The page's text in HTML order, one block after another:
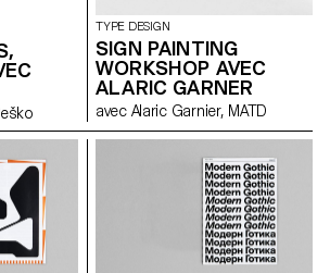
Peško
TYPE DESIGN
SIGN PAINTING
WORKSHOP AVEC
ALARIC GARNER
avec Alaric Garnier, MATD